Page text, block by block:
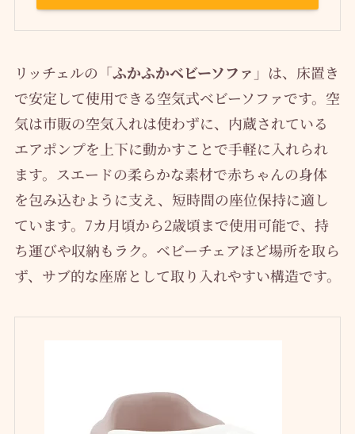
リッチェルの「ふかふかベビーソファ 」は、床置き
で安定して使用できる空気式ベビーソファです。空
気は市販の空気入れは使わずに、内蔵されている
エアポンプを上下に動かすことで手軽に入れられ
ます。スエードの柔らかな素材で赤ちゃんの身体
を包み込むように支え、短時間の座位保持に適し
ています。7カ月頃から2歳頃まで使用可能で、持
ち運びや収納もラク。ベビーチェアほど場所を取ら
ず、サブ的な座席として取り入れやすい構造です。